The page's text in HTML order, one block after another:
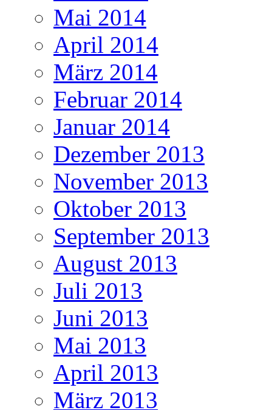
Mai 2014
April 2014
März 2014
Februar 2014
Januar 2014
Dezember 2013
November 2013
Oktober 2013
September 2013
August 2013
Juli 2013
Juni 2013
Mai 2013
April 2013
März 2013